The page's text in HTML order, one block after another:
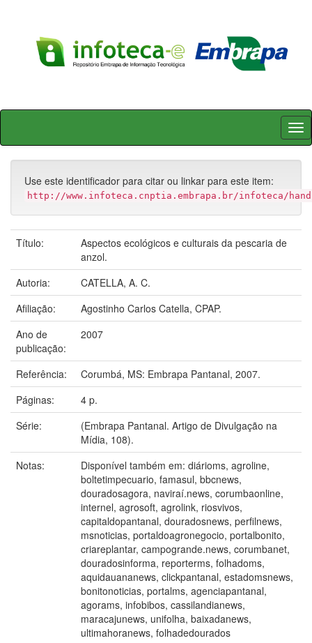
Skip
Use este identificador para citar ou linkar para este item:
http://www.infoteca.cnptia.embrapa.br/infoteca/
Título:
Aspectos ecológicos e culturais da pescaria de
anzol.
Autoria:
CATELLA, A. C.
Afiliação:
Agostinho Carlos Catella, CPAP.
Ano de
publicação:
2007
Referência:
Corumbá, MS: Embrapa Pantanal, 2007.
Páginas:
4 p.
Série:
(Embrapa Pantanal. Artigo de Divulgação na
Mídia, 108).
Notas:
Disponível também em: diárioms, agroline,
boltetimpecuario, famasul, bbcnews,
douradosagora, naviraí.news, corumbaonline,
internel, agrosoft, agrolink, riosvivos,
capitaldopantanal, douradosnews, perfilnews,
msnoticias, portaldoagronegocio, portalbonito,
criareplantar, campogrande.news, corumbanet,
douradosinforma, reporterms, folhadoms,
aquidauananews, clickpantanal, estadomsnews,
bonitonoticias, portalms, agenciapantanal,
agorams, infobibos, cassilandianews,
maracajunews, unifolha, baixadanews,
ultimahoranews, folhadedourados